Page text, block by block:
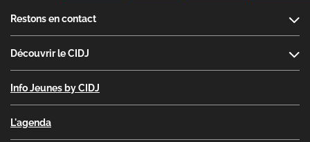
Restons en contact
Découvrir le CIDJ
Info Jeunes by CIDJ
L'agenda